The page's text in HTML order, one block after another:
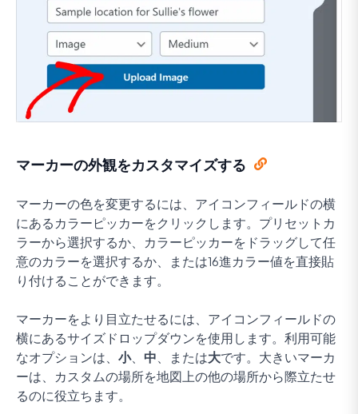
マーカーの外観をカスタマイズする
マーカーの色を変更するには、アイコンフィールドの横
にあるカラーピッカーをクリックします。プリセットカ
ラーから選択するか、カラーピッカーをドラッグして任
意のカラーを選択するか、または16進カラー値を直接貼
り付けることができます。
マーカーをより目立たせるには、アイコンフィールドの
横にあるサイズドロップダウンを使用します。利用可能
なオプションは、 小、 中、または大です。大きいマーカ
ーは、カスタムの場所を地図上の他の場所から際立たせ
るのに役立ちます。